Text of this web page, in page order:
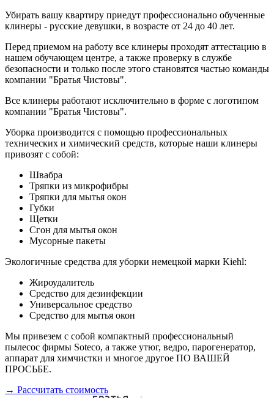
Убирать вашу квартиру приедут профессионально обученные
клинеры - русские девушки, в возрасте от 24 до 40 лет.
Перед приемом на работу все клинеры проходят аттестацию в
нашем обучающем центре, а также проверку в службе
безопасности и только после этого становятся частью команды
компании "Братья Чистовы".
Все клинеры работают исключительно в форме с логотипом
компании "Братья Чистовы".
Уборка производится с помощью профессиональных
технических и химический средств, которые наши клинеры
привозят с собой:
Швабра
Тряпки из микрофибры
Тряпки для мытья окон
Губки
Щетки
Сгон для мытья окон
Мусорные пакеты
Экологичные средства для уборки немецкой марки Kiehl:
Жироудалитель
Средство для дезинфекции
Универсальное средство
Средство для мытья окон
Мы привезем с собой компактный профессиональный
пылесос фирмы Soteco, а также утюг, ведро, парогенератор,
аппарат для химчистки и многое другое ПО ВАШЕЙ
ПРОСЬБЕ.
→ Рассчитать стоимость